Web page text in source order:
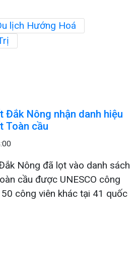
lịch Hướng Hoá
Đắk Nông nhận danh hiệu
Toàn cầu
Nông đã lọt vào danh sách
cầu được UNESCO công
công viên khác tại 41 quốc